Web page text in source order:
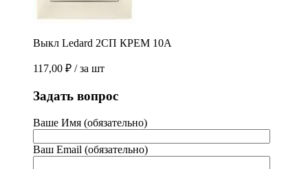
Выкл Ledard 2СП КРЕМ 10А
117,00 ₽ / за шт
Задать вопрос
Ваше Имя (обязательно)
Ваш Email (обязательно)